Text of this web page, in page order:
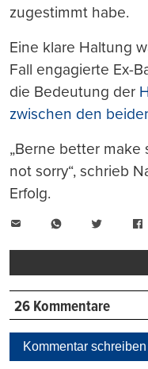
zugestimmt habe.
Eine klare Haltung
Fall engagierte Ex-
die Bedeutung der
zwischen den
„Berne better
not sorry“, schrieb
Erfolg.
WhatsAppTwitter
26 Kommentare
Kommentar schreiben